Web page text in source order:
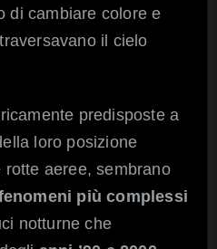
di cambiare colore e
il cielo
predisposte a
loro posizione
aeree, sembrano
più complessi
notturne che